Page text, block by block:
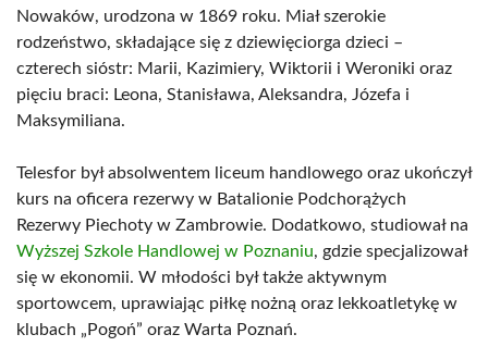
Nowaków, urodzona w 1869 roku. Miał szerokie
rodzeństwo, składające się z dziewięciorga dzieci –
czterech sióstr: Marii, Kazimiery, Wiktorii i Weroniki oraz
pięciu braci: Leona, Stanisława, Aleksandra, Józefa i
Maksymiliana.
Telesfor był absolwentem liceum handlowego oraz ukończył
kurs na oficera rezerwy w Batalionie Podchorążych
Rezerwy Piechoty w Zambrowie. Dodatkowo, studiował na
Wyższej Szkole Handlowej w Poznaniu, gdzie specjalizował
się w ekonomii. W młodości był także aktywnym
sportowcem, uprawiając piłkę nożną oraz lekkoatletykę w
klubach „Pogoń” oraz Warta Poznań.